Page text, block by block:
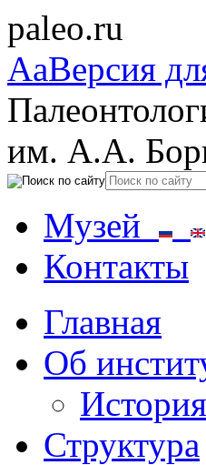
paleo.ru
AaВерсия
им. А.А.
Музей
Контакты
Главная
Об
Структура